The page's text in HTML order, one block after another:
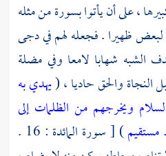
، على أن يأتوا بسورة من مثله
لبعض ظهيرا . فجعله لهم في دجى
الشبه شهابا لامعا وفي مضلة
النجاة والحق حاديا ، (يهدي به
ويخرجهم من الظلمات إلى
مستقيم
) [ سورة المائدة : 16 .